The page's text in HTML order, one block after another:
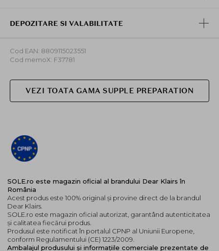
DEPOZITARE SI VALABILITATE
Cod EAN: 8809115023551
Cod memoX: F37781
VEZI TOATA GAMA SUPPLE PREPARATION
SOLE.ro este magazin oficial al brandului Dear Klairs în
România
Acest produs este 100% original și provine direct de la brandul
Dear Klairs.
SOLE.ro este magazin oficial autorizat, garantând autenticitatea
și calitatea fiecărui produs.
Produsul este notificat în portalul CPNP al Uniunii Europene,
conform Regulamentului (CE) 1223/2009.
Ambalajul produsului și informațiile comerciale prezentate de